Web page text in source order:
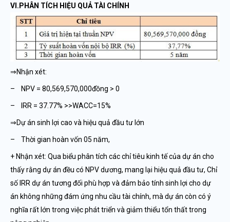
VI.PHÂN TÍCH HIỆU QUẢ TÀI CHÍNH
⇒Nhận xét:
– NPV = 80,569,570,000đồng > 0
– IRR = 37.77% >>WACC=15%
⇒Dự án sinh lợi cao và hiệu quả đầu tư lớn
– Thời gian hoàn vốn 05 năm,
+ Nhận xét: Qua biểu phân tích các chỉ tiêu kinh tế của dự án cho
thấy rằng dự án đều có NPV dương, mang lại hiệu quả đầu tư, Chỉ
số IRR dự án tương đối phù hợp và đảm bảo tính sinh lợi cho dự
án không những đám ứng nhu cầu tài chính, mà dự án còn có ý
nghĩa rất lớn trong việc phát triển và giảm thiểu tổn thất trong